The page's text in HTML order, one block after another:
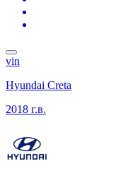
vin
Hyundai Creta
2018 г.в.